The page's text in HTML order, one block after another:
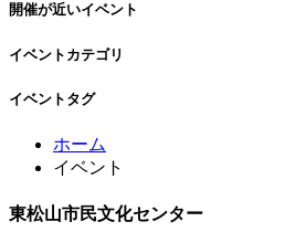
開催が近いイベント
イベントカテゴリ
イベントタグ
ン
の
ホーム
イベント
東松山市民文化センター